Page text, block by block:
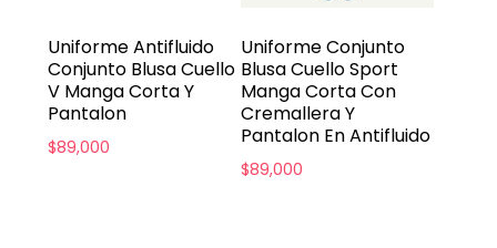
Uniforme Antifluido
Conjunto Blusa Cuello
V Manga Corta Y
Pantalon
$89,000
Uniforme Conjunto
Blusa Cuello Sport
Manga Corta Con
Cremallera Y
Pantalon En Antifluido
$89,000